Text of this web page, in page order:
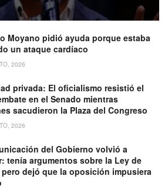
Moyano pidió ayuda porque estaba
un ataque cardíaco
2026
privada: El oficialismo resistió el
en el Senado mientras
sacudieron la Plaza del Congreso
2026
del Gobierno volvió a
tenía argumentos sobre la Ley de
pero dejó que la oposición impusiera